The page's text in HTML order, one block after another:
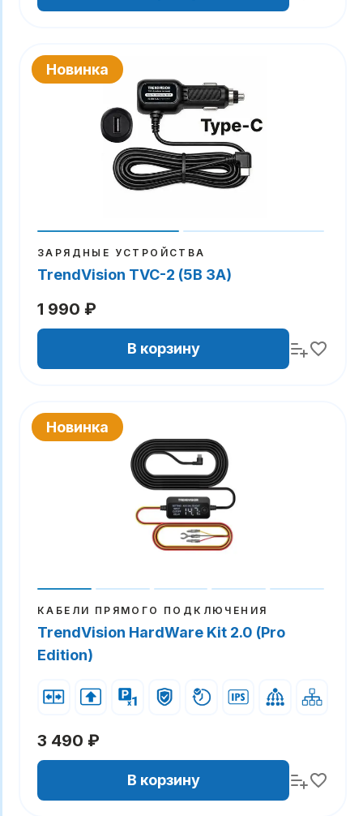
Новинка
ЗАРЯДНЫЕ УСТРОЙСТВА
TrendVision TVC-2 (5В 3А)
1 990 ₽
В корзину
Новинка
КАБЕЛИ ПРЯМОГО ПОДКЛЮЧЕНИЯ
TrendVision HardWare Kit 2.0 (Pro
Edition)
3 490 ₽
В корзину